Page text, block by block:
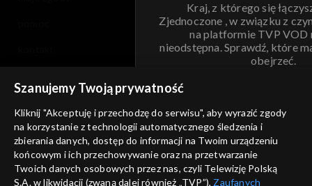
Kraj, z którego się
Zjednoczone , w związku z
na platformie TVP VOD
nieodstępna. Sprawdź, które
obejrzeć.
ANULUJ
informacje o dostawcy usług
Szanujemy Twoją prywatność
Kliknij "Akceptuję i przechodzę do serwisu", aby wyrazić zgody
na korzystanie z technologii automatycznego śledzenia i
zbierania danych, dostęp do informacji na Twoim urządzeniu
końcowym i ich przechowywanie oraz na przetwarzanie
Twoich danych osobowych przez nas, czyli Telewizję Polską
S.A. w likwidacji (zwaną dalej również „TVP”), Zaufanych